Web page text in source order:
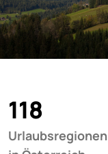
118
Urlaubsregionen